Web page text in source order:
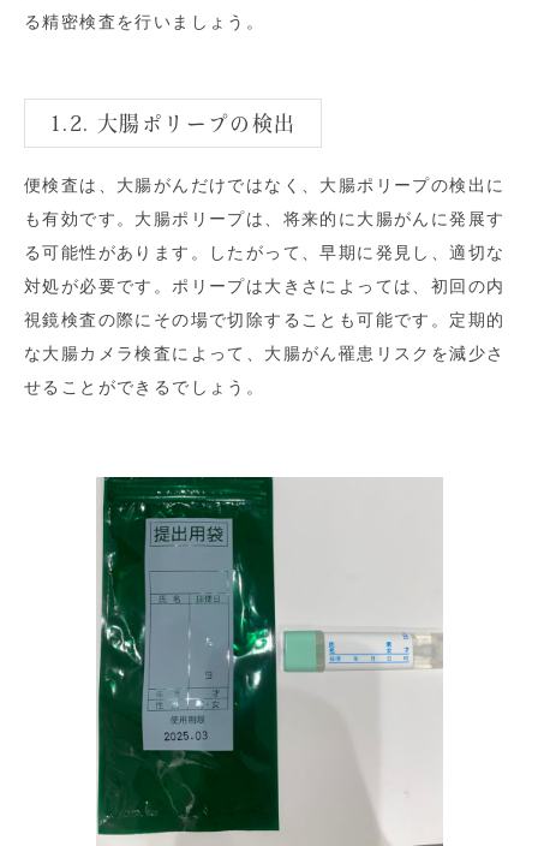
る精密検査を行いましょう。
1.2. 大腸ポリープの検出
便検査は、大腸がんだけではなく、大腸ポリープの検出に
も有効です。大腸ポリープは、将来的に大腸がんに発展す
る可能性があります。したがって、早期に発見し、適切な
対処が必要です。ポリープは大きさによっては、初回の内
視鏡検査の際にその場で切除することも可能です。定期的
な大腸カメラ検査によって、大腸がん罹患リスクを減少さ
せることができるでしょう。